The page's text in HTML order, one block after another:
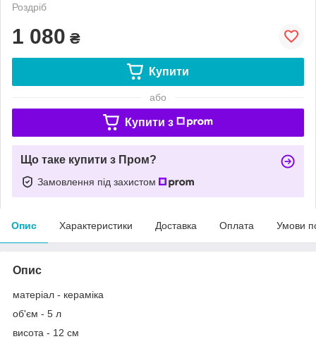
Роздріб
1 080 ₴
Купити
або
Купити з
Що таке купити з Пром?
Замовлення під захистом
Опис Характеристики Доставка Оплата Умови
Опис
матеріал - кераміка
об'єм - 5 л
висота - 12 см